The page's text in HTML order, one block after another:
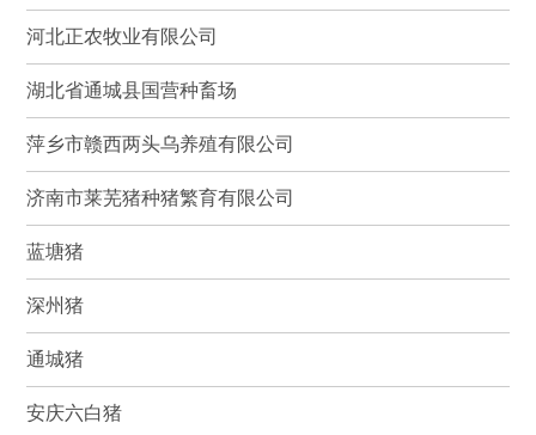
河北正农牧业有限公司
湖北省通城县国营种畜场
萍乡市赣西两头乌养殖有限公司
济南市莱芜猪种猪繁育有限公司
蓝塘猪
深州猪
通城猪
安庆六白猪